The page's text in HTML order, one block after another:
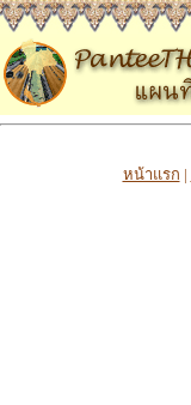
หน้าแรก |